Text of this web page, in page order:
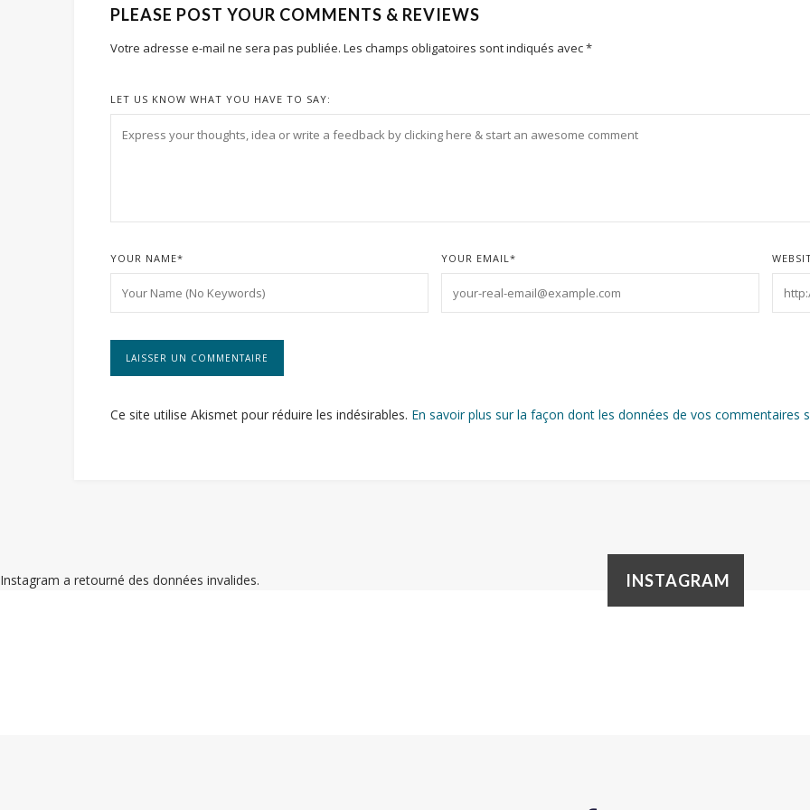
PLEASE POST YOUR COMMENTS & REVIEWS
Votre adresse e-mail ne sera pas publiée. Les champs obligatoires sont indiqués avec*
LET US KNOW WHAT YOU HAVE TO SAY:
YOUR NAME* YOUR EMAIL*
Ce site utilise Akismet pour réduire les indésirables. En savoir plus sur la façon dont les données de vos commentaires
INSTAGRAM
Instagram a retourné des données invalides.